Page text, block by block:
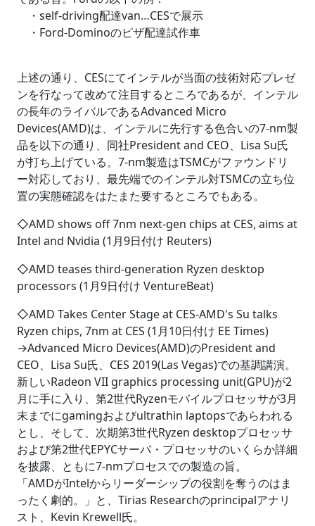
・self-driving配達van…CESで展示
・Ford-Dominoのピザ配達試作車
上述の通り、CESにてインテルが当面の技術対応プレゼ
ンを行なって改めて注目するところであるが、インテル
の長年のライバルであるAdvanced Micro
Devices(AMD)は、インテルに先行する色合いの7-nm製
品を以下の通り、同社President and CEO、Lisa Su氏
が打ち上げている。7-nm製造はTSMCがファウンドリ
ー対応しており、最先端でのインテル対TSMCの立ち位
置の実態確認をはたまた要するところでもある。
◇AMD shows off 7nm next-gen chips at CES, aims at
Intel and Nvidia (1月9日付け Reuters)
◇AMD teases third-generation Ryzen desktop
processors (1月9日付け VentureBeat)
◇AMD Takes Center Stage at CES-AMD's Su talks
Ryzen chips, 7nm at CES (1月10日付け EE Times)
→Advanced Micro Devices(AMD)のPresident and
CEO、Lisa Su氏、CES 2019(Las Vegas)での基調講演。
新しいRadeon VII graphics processing unit(GPU)が2
月に手に入り、第2世代Ryzenモバイルプロセッサが3月
末までにgamingおよびultrathin laptopsであらわれる
とし、そして、次期第3世代Ryzen desktopプロセッサ
および第2世代EPYCサーバ・プロセッサのいくらか詳細
を披露、ともに7-nmプロセスでの製造の旨。
「AMDがIntelからリーダーシップの役割を奪うのはま
ったく劇的。」と、Tirias Researchのprincipalアナリ
スト、Kevin Krewell氏。